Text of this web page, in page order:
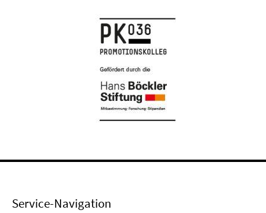
Service-Navigation